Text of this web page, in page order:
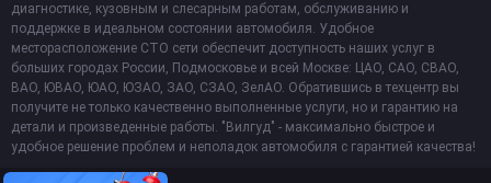
диагностике, кузовным и слесарным работам, обслуживанию и
поддержке в идеальном состоянии автомобиля. Удобное
месторасположение СТО сети обеспечит доступность наших услуг в
больших городах России, Подмосковье и всей Москве: ЦАО, САО, СВАО,
ВАО, ЮВАО, ЮАО, ЮЗАО, ЗАО, СЗАО, ЗелАО. Обратившись в техцентр вы
получите не только качественно выполненные услуги, но и гарантию на
детали и произведенные работы. "Вилгуд" - максимально быстрое и
удобное решение проблем и неполадок автомобиля с гарантией качества!